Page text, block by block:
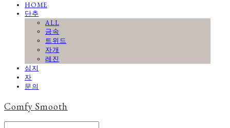
HOME
단추
ALL
금속
트위드
자개
레진
심지
자
문의
Comfy Smooth